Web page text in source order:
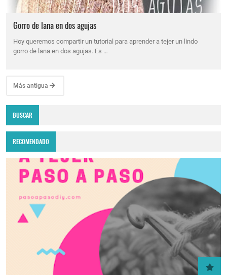
Gorro de lana en dos agujas
Hoy queremos compartir un tutorial para aprender a tejer un lindo
gorro de lana en dos agujas. Es …
Más antigua
BUSCAR
RECOMENDADO